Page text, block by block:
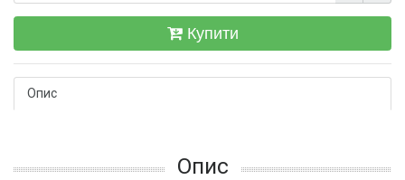
Купити
Опис
Опис